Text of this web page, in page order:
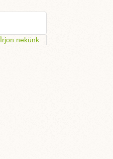
Írjon nekünk